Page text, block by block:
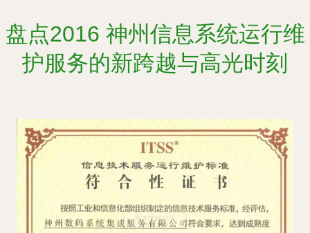
盘点2016 神州信息系统运行维
护服务的新跨越与高光时刻